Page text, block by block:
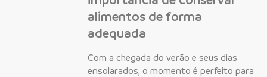
alimentos de forma
adequada
Com a chegada do verão e seus dias
ensolarados, o momento é perfeito para